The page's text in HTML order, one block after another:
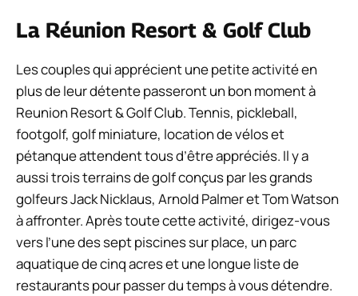
La Réunion Resort & Golf Club
Les couples qui apprécient une petite activité en
plus de leur détente passeront un bon moment à
Reunion Resort & Golf Club. Tennis, pickleball,
footgolf, golf miniature, location de vélos et
pétanque attendent tous d’être appréciés. Il y a
aussi trois terrains de golf conçus par les grands
golfeurs Jack Nicklaus, Arnold Palmer et Tom Watson
à affronter. Après toute cette activité, dirigez-vous
vers l’une des sept piscines sur place, un parc
aquatique de cinq acres et une longue liste de
restaurants pour passer du temps à vous détendre.